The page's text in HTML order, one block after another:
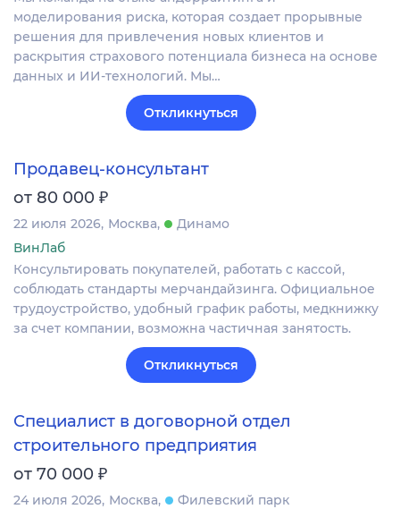
моделирования риска, которая создает прорывные
решения для привлечения новых клиентов и
раскрытия страхового потенциала бизнеса на основе
данных и ИИ-технологий. Мы…
Откликнуться
Продавец-консультант
от 80 000 ₽
22 июля 2026 Москва
Динамо
ВинЛаб
Консультировать покупателей, работать с кассой,
соблюдать стандарты мерчандайзинга. Официальное
трудоустройство, удобный график работы, медкнижку
за счет компании, возможна частичная занятость.
Откликнуться
Специалист в договорной отдел
строительного предприятия
от 70 000 ₽
24 июля 2026 Москва
Филевский парк